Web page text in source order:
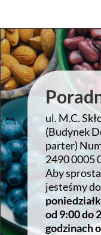
ul. M.C.
(Budynek
parter)
2490 0005
Aby
jesteśmy
od 9:00 do
godzinach